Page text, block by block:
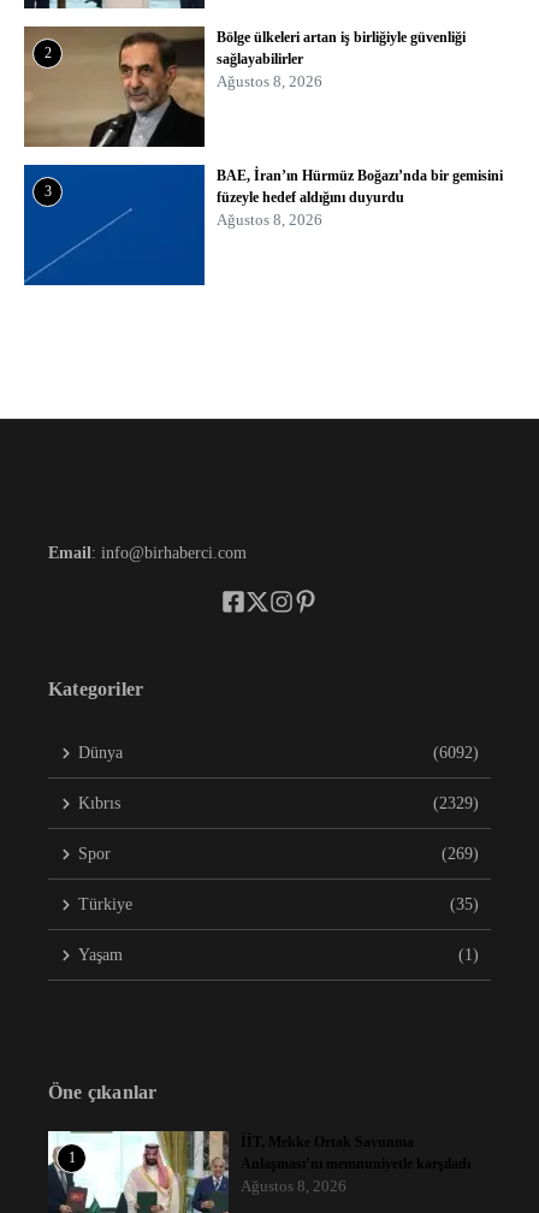
2
Bölge ülkeleri artan iş birliğiyle güvenliği
sağlayabilirler
Ağustos 8, 2026
3
BAE, İran’ın Hürmüz Boğazı’nda bir gemisini
füzeyle hedef aldığını duyurdu
Ağustos 8, 2026
Email: info@birhaberci.com
Kategoriler
Dünya (6092)
Kıbrıs (2329)
Spor (269)
Türkiye (35)
Yaşam (1)
Öne çıkanlar
1
İİT, Mekke Ortak Savunma
Anlaşması’nı memnuniyetle karşıladı
Ağustos 8, 2026